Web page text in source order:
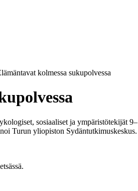
kolmessa sukupolvessa
sosiaaliset ja ympäristötekijät
Turun yliopiston Sydäntutkimuskeskus.